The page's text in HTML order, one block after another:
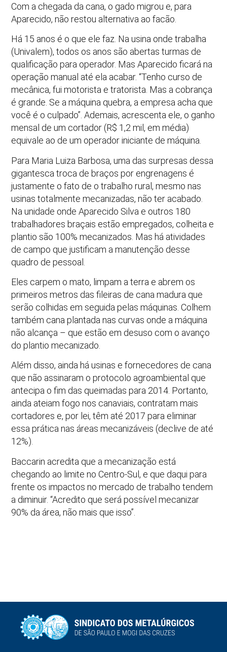
Com a chegada da cana, o gado migrou e, para
Aparecido, não restou alternativa ao facão.
Há 15 anos é o que ele faz. Na usina onde trabalha
(Univalem), todos os anos são abertas turmas de
qualificação para operador. Mas Aparecido ficará na
operação manual até ela acabar. “Tenho curso de
mecânica, fui motorista e tratorista. Mas a cobrança
é grande. Se a máquina quebra, a empresa acha que
você é o culpado”. Ademais, acrescenta ele, o ganho
mensal de um cortador (R$ 1,2 mil, em média)
equivale ao de um operador iniciante de máquina.
Para Maria Luiza Barbosa, uma das surpresas dessa
gigantesca troca de braços por engrenagens é
justamente o fato de o trabalho rural, mesmo nas
usinas totalmente mecanizadas, não ter acabado.
Na unidade onde Aparecido Silva e outros 180
trabalhadores braçais estão empregados, colheita e
plantio são 100% mecanizados. Mas há atividades
de campo que justificam a manutenção desse
quadro de pessoal.
Eles carpem o mato, limpam a terra e abrem os
primeiros metros das fileiras de cana madura que
serão colhidas em seguida pelas máquinas. Colhem
também cana plantada nas curvas onde a máquina
não alcança – que estão em desuso com o avanço
do plantio mecanizado.
Além disso, ainda há usinas e fornecedores de cana
que não assinaram o protocolo agroambiental que
antecipa o fim das queimadas para 2014. Portanto,
ainda ateiam fogo nos canaviais, contratam mais
cortadores e, por lei, têm até 2017 para eliminar
essa prática nas áreas mecanizáveis (declive de até
12%).
Baccarin acredita que a mecanização está
chegando ao limite no Centro-Sul, e que daqui para
frente os impactos no mercado de trabalho tendem
a diminuir. “Acredito que será possível mecanizar
90% da área, não mais que isso”.